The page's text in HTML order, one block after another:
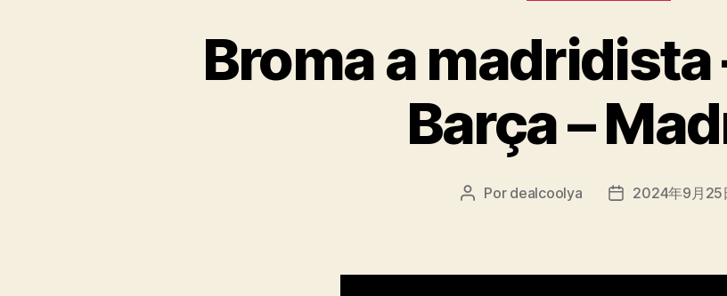
Broma a madridista
Barça –
Autor
Por dealcoolya
Fecha2024年9月25